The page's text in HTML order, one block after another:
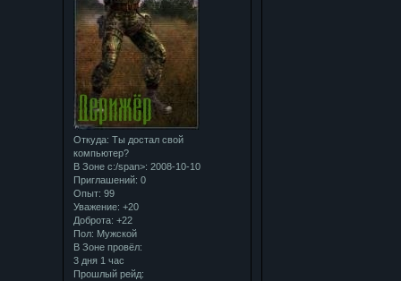
Откуда: Ты достал свой
компьютер?
В Зоне с:/span>: 2008-10-10
Приглашений: 0
Опыт: 99
Уважение: +20
Доброта: +22
Пол: Мужской
В Зоне провёл:
3 дня 1 час
Прошлый рейд: